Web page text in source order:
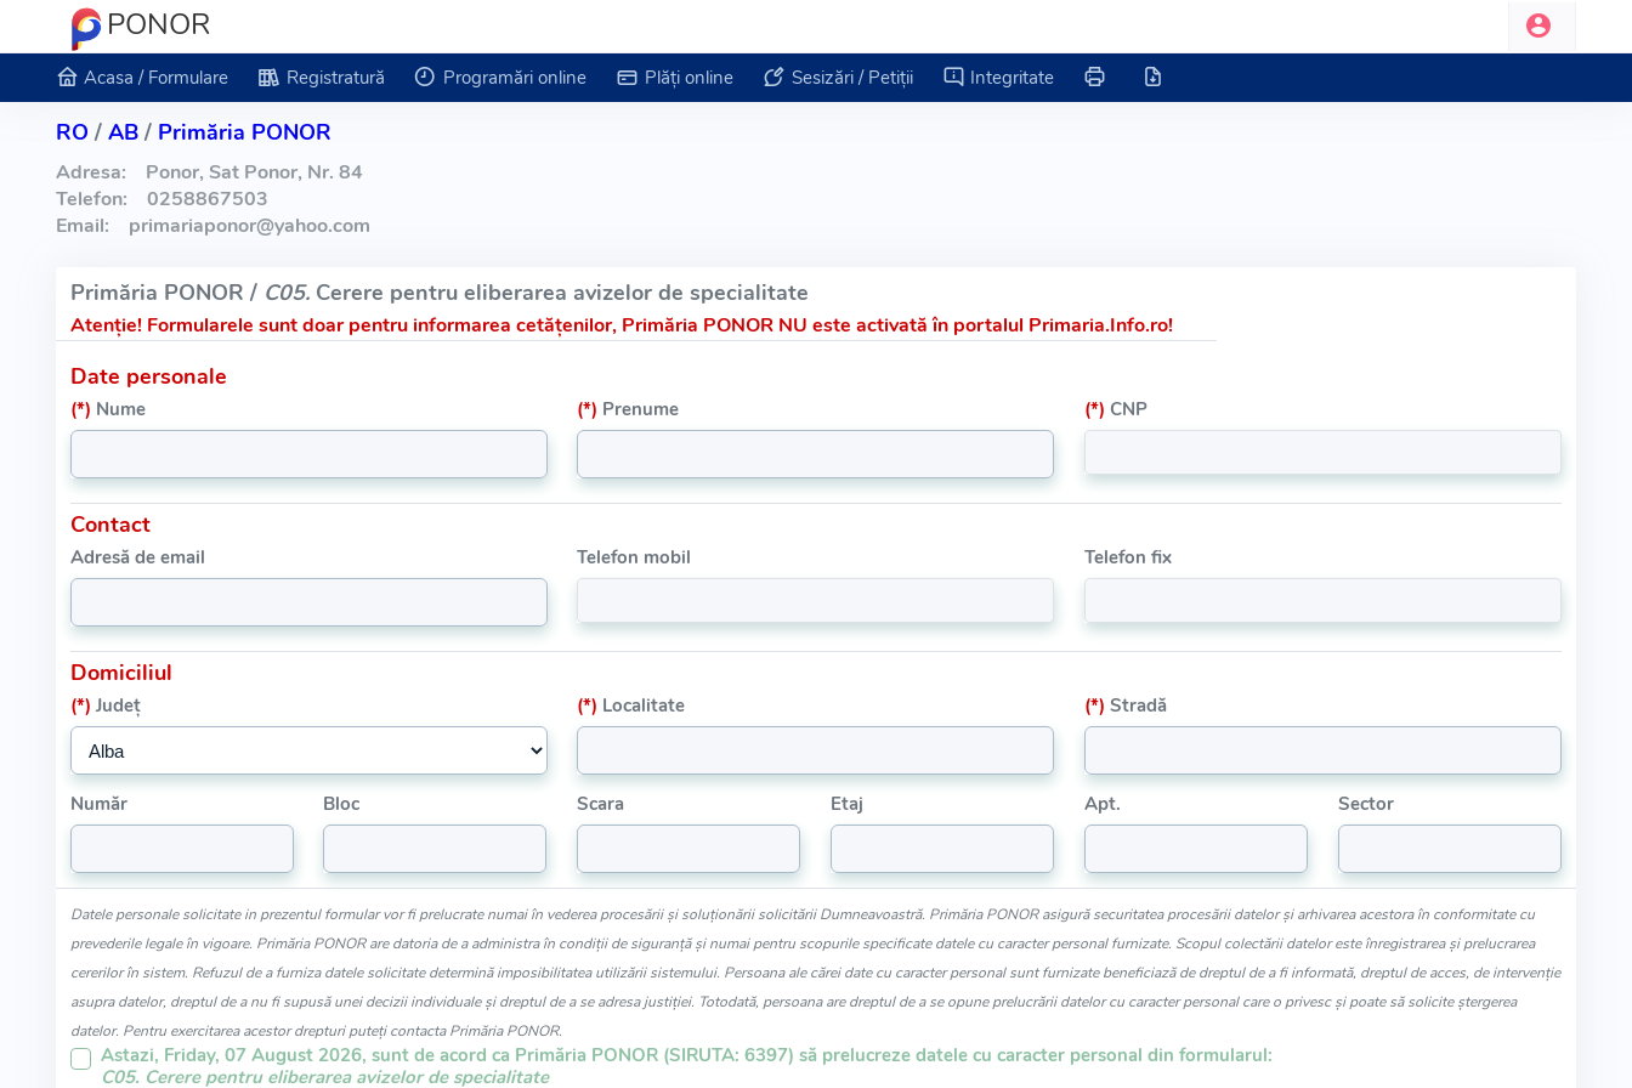
PONOR
Acasa / Formulare Registratură Programări online Plăți online Sesizări / Petiții Integritate
RO / AB/ Primăria PONOR
Adresa:
Ponor, Sat Ponor, Nr. 84
Telefon:
0258867503
Email:
primariaponor@yahoo.com
Primăria PONOR / C05.Cerere pentru eliberarea avizelor de specialitate
Atenție! Formularele sunt doar pentru informarea cetățenilor, Primăria PONOR NU este activată în portalul Primaria.Info.ro!
Date personale
(*) Nume (*) Prenume (*) CNP
Contact
Adresă de email Telefon mobil Telefon fix
Domiciliul
(*) Județ (*) Localitate (*) Stradă
Număr Bloc Scara Etaj Apt. Sector
Datele personale solicitate in prezentul formular vor fi prelucrate numai în vederea procesării și soluționării solicitării Dumneavoastră. Primăria PONOR asigură securitatea procesării datelor și arhivarea acestora în conformitate cu
prevederile legale în vigoare. Primăria PONOR are datoria de a administra în condiții de siguranță și numai pentru scopurile specificate datele cu caracter personal furnizate. Scopul colectării datelor este înregistrarea și prelucrarea
cererilor în sistem. Refuzul de a furniza datele solicitate determină imposibilitatea utilizării sistemului. Persoana ale cărei date cu caracter personal sunt furnizate beneficiază de dreptul de a fi informată, dreptul de acces, de intervenție
asupra datelor, dreptul de a nu fi supusă unei decizii individuale și dreptul de a se adresa justiției. Totodată, persoana are dreptul de a se opune prelucrării datelor cu caracter personal care o privesc și poate să solicite ștergerea
datelor. Pentru exercitarea acestor drepturi puteți contacta Primăria PONOR.
Astazi, Friday, 07 August 2026, sunt de acord ca Primăria PONOR (SIRUTA: 6397) să prelucreze datele cu caracter personal din formularul:
C05. Cerere pentru eliberarea avizelor de specialitate